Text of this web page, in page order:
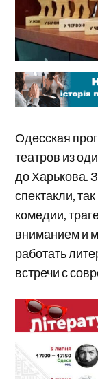
Одесская
театров из
до Харькова.
спектакли,
комедии,
вниманием и
работать
встречи с